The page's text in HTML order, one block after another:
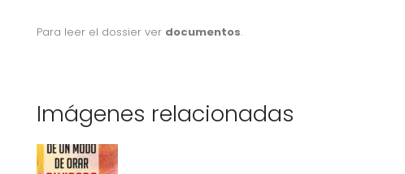
Para leer el dossier ver documentos.
Imágenes relacionadas